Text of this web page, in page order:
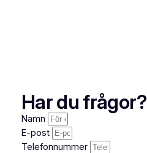
Har du frågor?
Namn
E-post
Telefonnummer